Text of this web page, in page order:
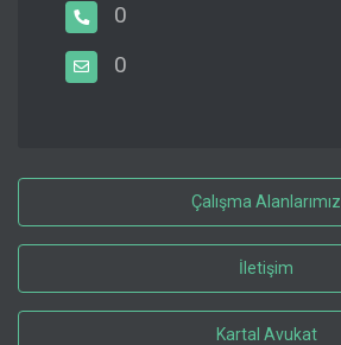
0
0
Çalışma Alanlarımız
İletişim
Kartal Avukat